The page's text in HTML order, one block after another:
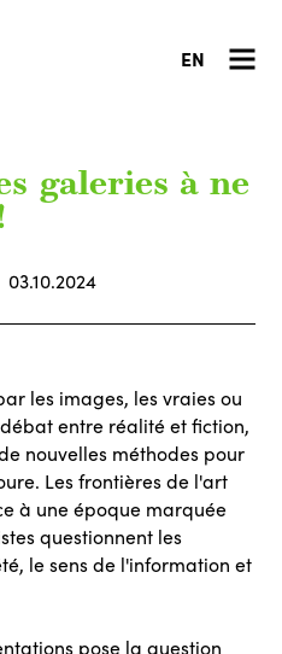
EN
galeries à ne
03.10.2024
les images, les vraies ou
entre réalité et fiction,
nouvelles méthodes pour
Les frontières de l'art
à une époque marquée
questionnent les
le sens de l'information et
pose la question